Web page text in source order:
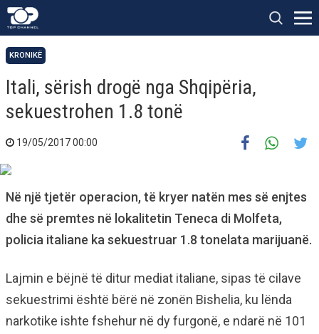
KRONIKË
Itali, sërish drogë nga Shqipëria,
sekuestrohen 1.8 tonë
19/05/2017 00:00
Në një tjetër operacion, të kryer natën mes së enjtes
dhe së premtes në lokalitetin Teneca di Molfeta,
policia italiane ka sekuestruar 1.8 tonelata marijuanë.
Lajmin e bëjnë të ditur mediat italiane, sipas të cilave
sekuestrimi është bërë në zonën Bishelia, ku lënda
narkotike ishte fshehur në dy furgonë, e ndarë në 101